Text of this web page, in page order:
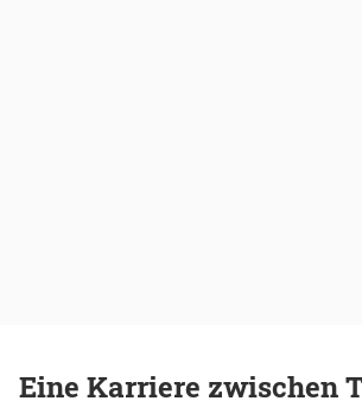
Eine Karriere zwischen